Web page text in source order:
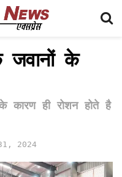
जवानों के
कारण ही रोशन होते है
2024